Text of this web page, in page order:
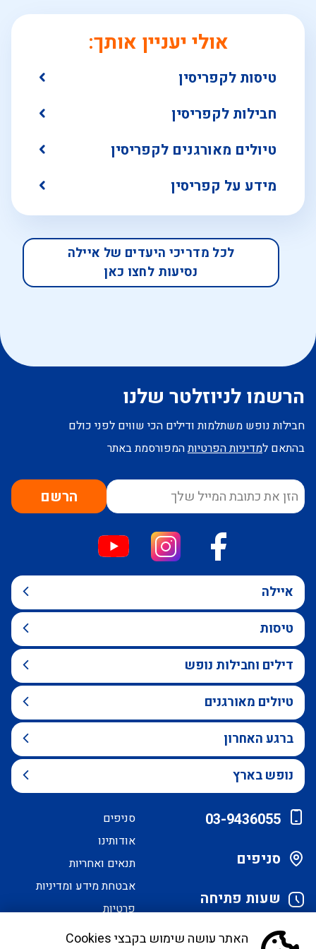
אולי יעניין אותך:
טיסות לקפריסין
חבילות לקפריסין
טיולים מאורגנים לקפריסין
מידע על קפריסין
לכל מדריכי היעדים של איילה
נסיעות לחצו כאן
הרשמו לניוזלטר שלנו
חבילות נופש משתלמות ודילים הכי שווים לפני כולם
בהתאם למדיניות הפרטיותהמפורסמת באתר
הרשם
איילה
טיסות
דילים וחבילות נופש
טיולים מאורגנים
ברגע האחרון
נופש בארץ
03-9436055
סניפים
שעות פתיחה
סניפים
אודותינו
תנאים ואחריות
אבטחת מידע ומדיניות
פרטיות
הסדרי נגישות
האתר עושה שימוש בקבצי Cookies